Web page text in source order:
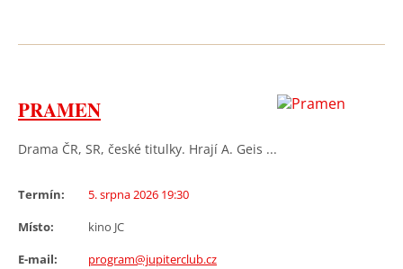
PRAMEN
Drama ČR, SR, české titulky. Hrají A. Geis ...
Termín:
5. srpna 2026 19:30
Místo:
kino JC
E-mail:
program@jupiterclub.cz